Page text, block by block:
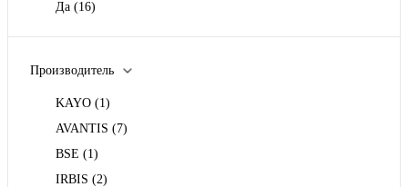
Да (16)
Производитель
KAYO (1)
AVANTIS (7)
BSE (1)
IRBIS (2)